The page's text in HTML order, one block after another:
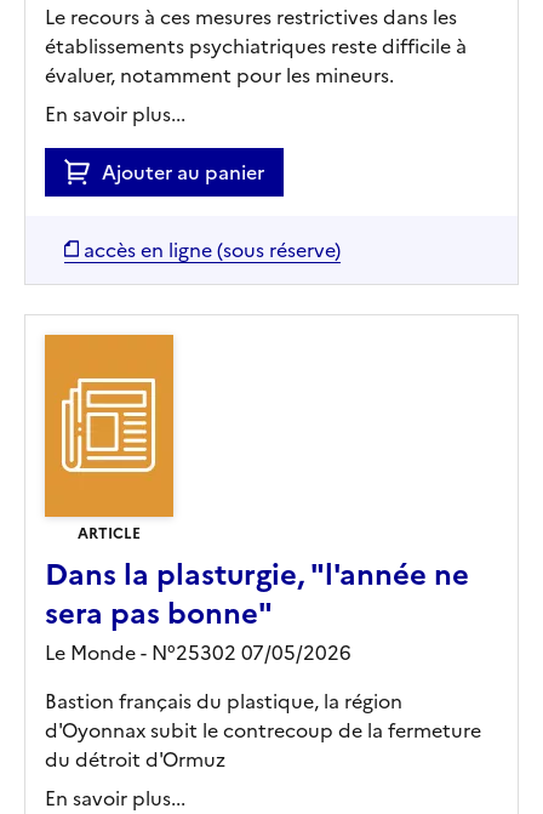
Le recours à ces mesures restrictives dans les
établissements psychiatriques reste difficile à
évaluer, notamment pour les mineurs.
En savoir plus...
Ajouter au panier
accès en ligne (sous réserve)
ARTICLE
Dans la plasturgie, "l'année ne
sera pas bonne"
Le Monde - N°25302 07/05/2026
Bastion français du plastique, la région
d'Oyonnax subit le contrecoup de la fermeture
du détroit d'Ormuz
En savoir plus...